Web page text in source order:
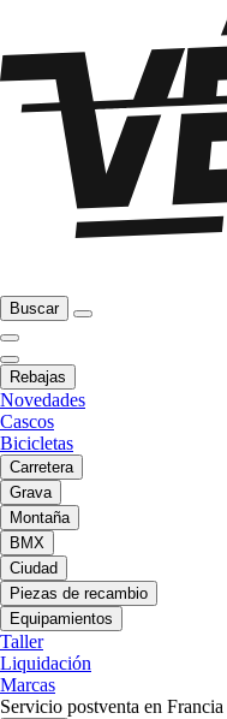
Buscar
Rebajas
Novedades
Cascos
Bicicletas
Carretera
Grava
Montaña
BMX
Ciudad
Piezas de recambio
Equipamientos
Taller
Liquidación
Marcas
Servicio postventa en Francia